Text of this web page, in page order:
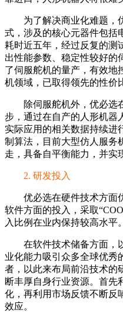
为了解决商业化难题，
式，涉及的核心元器件包括
耗时近五年，经过反复的测
出性能参数、稳定性较好的
了伺服舵机的量产，有效地
机领域，已取得领先的性价
除伺服舵机外，优必选
步，通过在自产的人形机器
实际应用的相关数据持续进
制算法，目前大型仿人服务
走，具备自平衡能力，并实
2. 研发投入
优必选在硬件技术方面
软件方面的投入，采取
入比例在业内保持较高水平。
在软件技术储备方面，
业化能力吸引众多全球优秀
者，以此来布局前沿技术的
断丰厚自身行业资源。首先
化，再利用市场反馈不断反
效应。